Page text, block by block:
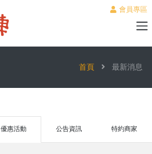
會員專區
首頁 最新消息
優惠活動 公告資訊 特約商家